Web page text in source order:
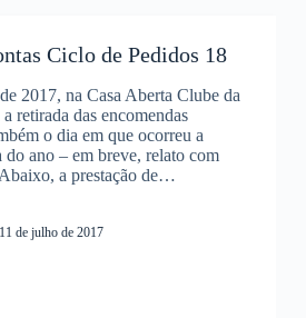
Ciclo de Pedidos 18
2017, na Casa Aberta Clube da
retirada das encomendas
o dia em que ocorreu a
do ano – em breve, relato com
a prestação de…
11 de julho de 2017